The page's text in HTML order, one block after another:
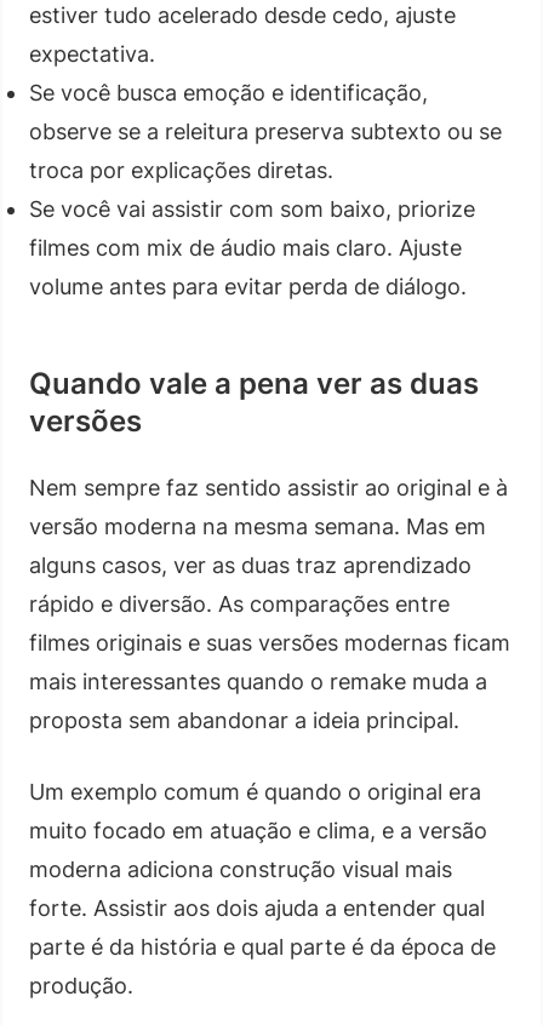
estiver tudo acelerado desde cedo, ajuste
expectativa.
Se você busca emoção e identificação,
observe se a releitura preserva subtexto ou se
troca por explicações diretas.
Se você vai assistir com som baixo, priorize
filmes com mix de áudio mais claro. Ajuste
volume antes para evitar perda de diálogo.
Quando vale a pena ver as duas
versões
Nem sempre faz sentido assistir ao original e à
versão moderna na mesma semana. Mas em
alguns casos, ver as duas traz aprendizado
rápido e diversão. As comparações entre
filmes originais e suas versões modernas ficam
mais interessantes quando o remake muda a
proposta sem abandonar a ideia principal.
Um exemplo comum é quando o original era
muito focado em atuação e clima, e a versão
moderna adiciona construção visual mais
forte. Assistir aos dois ajuda a entender qual
parte é da história e qual parte é da época de
produção.